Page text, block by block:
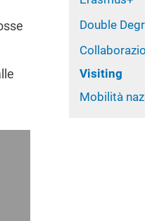
Double
Visiting
Mobilità